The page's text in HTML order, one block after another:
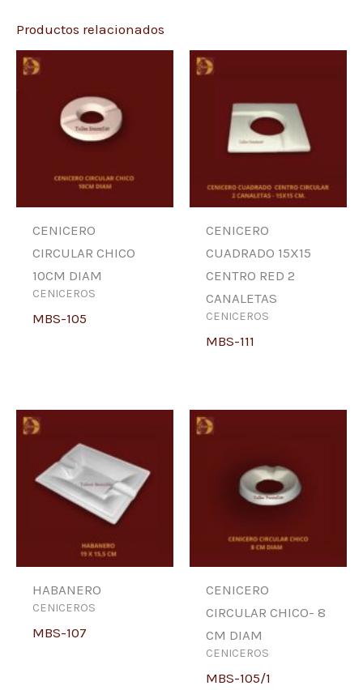
Productos relacionados
CENICERO
CIRCULAR CHICO
10CM DIAM
CENICEROS
MBS-105
CENICERO
CUADRADO 15X15
CENTRO RED 2
CANALETAS
CENICEROS
MBS-111
HABANERO
CENICEROS
MBS-107
CENICERO
CIRCULAR CHICO- 8
CM DIAM
CENICEROS
MBS-105/1